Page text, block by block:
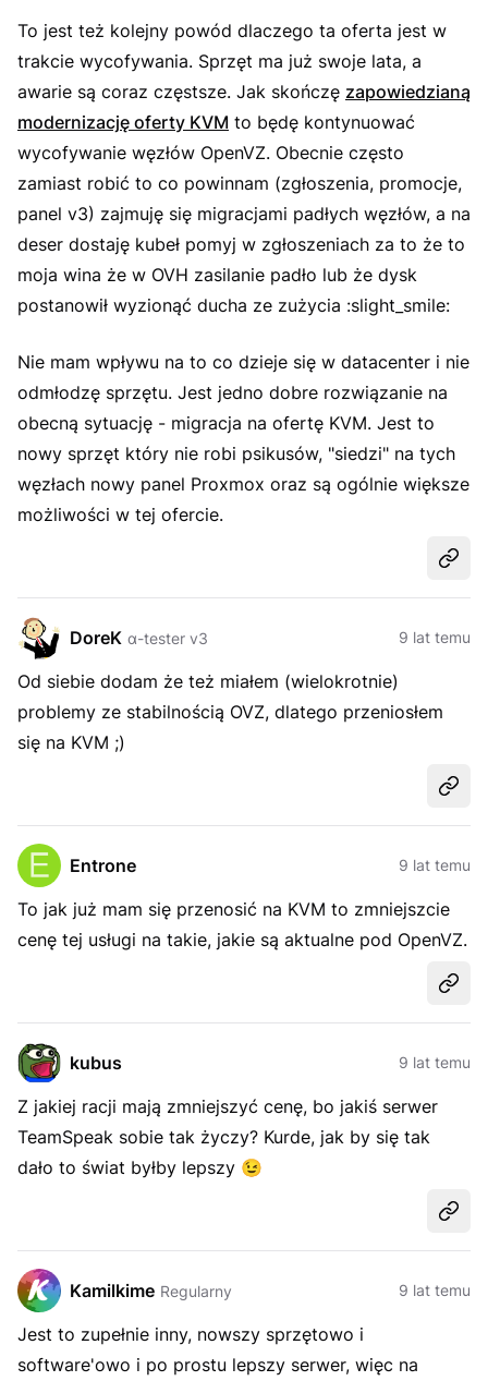
To jest też kolejny powód dlaczego ta oferta jest w
trakcie wycofywania. Sprzęt ma już swoje lata, a
awarie są coraz częstsze. Jak skończę zapowiedzianą
modernizację oferty KVM to będę kontynuować
wycofywanie węzłów OpenVZ. Obecnie często
zamiast robić to co powinnam (zgłoszenia, promocje,
panel v3) zajmuję się migracjami padłych węzłów, a na
deser dostaję kubeł pomyj w zgłoszeniach za to że to
moja wina że w OVH zasilanie padło lub że dysk
postanowił wyzionąć ducha ze zużycia :slight_smile:
Nie mam wpływu na to co dzieje się w datacenter i nie
odmłodzę sprzętu. Jest jedno dobre rozwiązanie na
obecną sytuację - migracja na ofertę KVM. Jest to
nowy sprzęt który nie robi psikusów, "siedzi" na tych
węzłach nowy panel Proxmox oraz są ogólnie większe
możliwości w tej ofercie.
DoreK α-tester v3 9 lat temu
Od siebie dodam że też miałem (wielokrotnie)
problemy ze stabilnością OVZ, dlatego przeniosłem
się na KVM ;)
Entrone 9 lat temu
To jak już mam się przenosić na KVM to zmniejszcie
cenę tej usługi na takie, jakie są aktualne pod OpenVZ.
kubus 9 lat temu
Z jakiej racji mają zmniejszyć cenę, bo jakiś serwer
TeamSpeak sobie tak życzy? Kurde, jak by się tak
dało to świat byłby lepszy 😉
Kamilkime Regularny 9 lat temu
Jest to zupełnie inny, nowszy sprzętowo i
software'owo i po prostu lepszy serwer, więc na